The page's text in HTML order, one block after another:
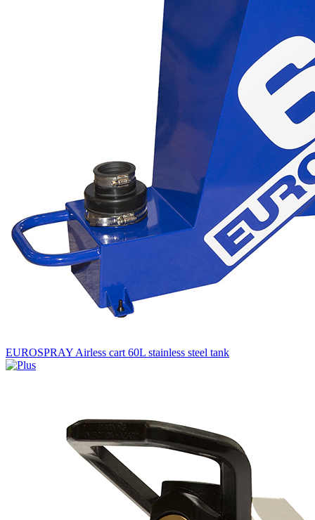
EUROSPRAY Airless cart 60L stainless steel tank